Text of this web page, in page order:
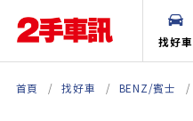
找好車
首頁 找好車 BENZ/賓士